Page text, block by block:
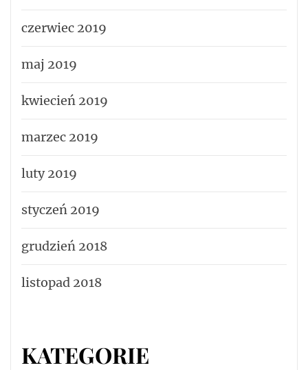
czerwiec 2019
maj 2019
kwiecień 2019
marzec 2019
luty 2019
styczeń 2019
grudzień 2018
listopad 2018
KATEGORIE